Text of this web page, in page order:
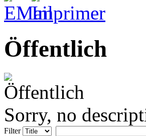
Öffentlich
Sorry, no
Filter